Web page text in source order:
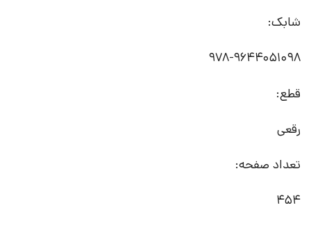
شابک:
978-9644051098
قطع:
رقعی
تعداد صفحه:
454